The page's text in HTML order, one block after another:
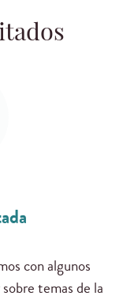
con algunos
temas de la